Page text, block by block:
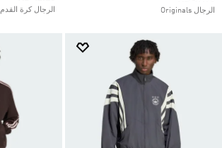
الرجال Originals الرجال كرة القدم